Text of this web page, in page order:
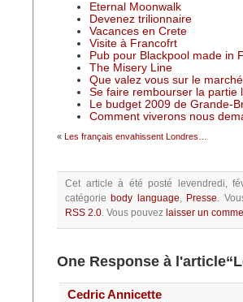
Eternal Moonwalk
Devenez trilionnaire
Vacances en Crete
Visite à Francofrt
Pub pour Blackpool made in
The Misery Line
Que valez vous sur le
Se faire rembourser la partie
Le budget 2009 de Grande-
Comment viverons nous
« Les français envahissent Londres…
Cet article à été posté levendredi,
catégorie body language, Presse.
RSS 2.0. Vous pouvez laisser un
One Response à
Cedric Annicette